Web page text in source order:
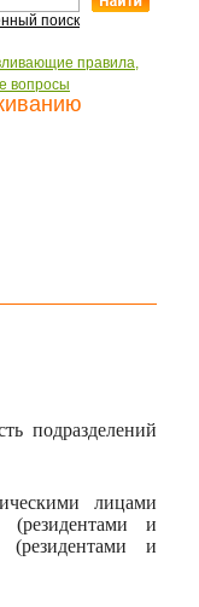
поиск
правила,
вопросы
подразделений
лицами
(резидентами и
(резидентами и